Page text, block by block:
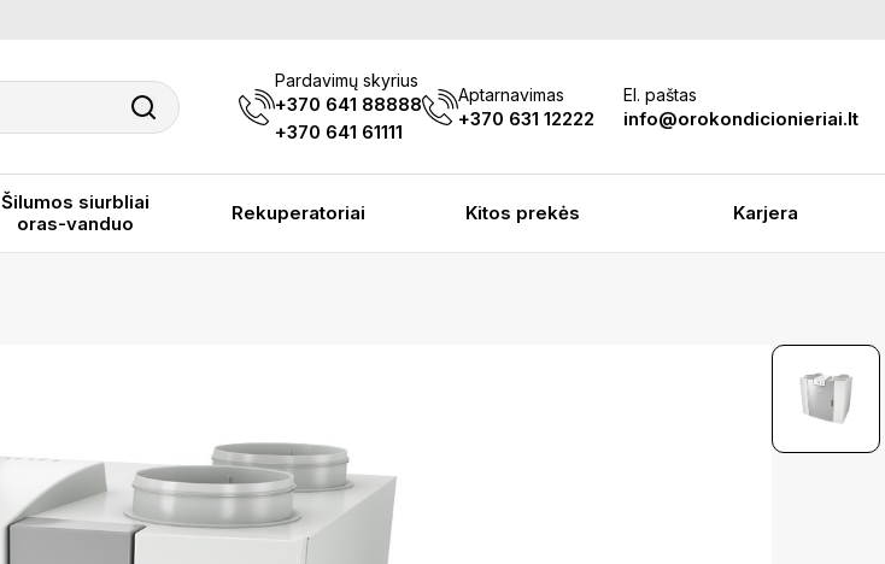
Pardavimų skyrius
+370 641 88888
+370 641 61111
Aptarnavimas
+370 631 12222
El. paštas
info@orokondicionieriai.lt
Šilumos siurbliai
oras-vanduo
Rekuperatoriai Kitos prekės Karjera